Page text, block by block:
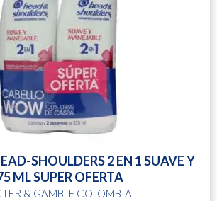
SHOULDERS 2 EN 1 SUAVE Y
ML SUPER OFERTA
& GAMBLE COLOMBIA